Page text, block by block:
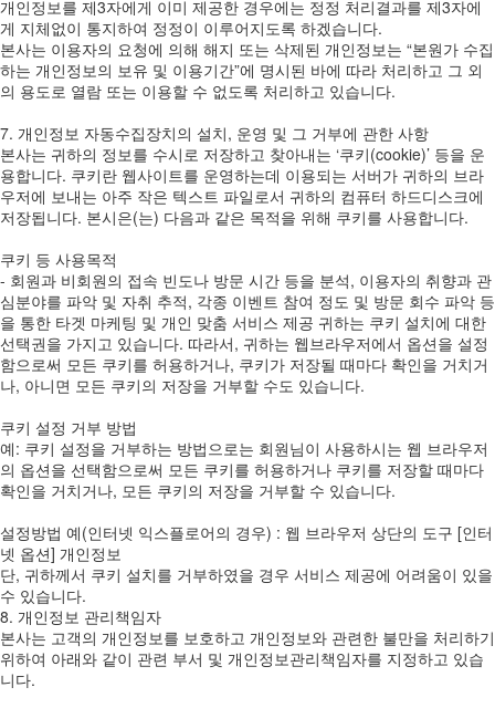
개인정보를 제3자에게 이미 제공한 경우에는 정정 처리결과를 제3자에
게 지체없이 통지하여 정정이 이루어지도록 하겠습니다.
본사는 이용자의 요청에 의해 해지 또는 삭제된 개인정보는 “본원가 수집
하는 개인정보의 보유 및 이용기간”에 명시된 바에 따라 처리하고 그 외
의 용도로 열람 또는 이용할 수 없도록 처리하고 있습니다.
7. 개인정보 자동수집장치의 설치, 운영 및 그 거부에 관한 사항
본사는 귀하의 정보를 수시로 저장하고 찾아내는 ‘쿠키(cookie)’ 등을 운
용합니다. 쿠키란 웹사이트를 운영하는데 이용되는 서버가 귀하의 브라
우저에 보내는 아주 작은 텍스트 파일로서 귀하의 컴퓨터 하드디스크에
저장됩니다. 본시은(는) 다음과 같은 목적을 위해 쿠키를 사용합니다.
쿠키 등 사용목적
- 회원과 비회원의 접속 빈도나 방문 시간 등을 분석, 이용자의 취향과 관
심분야를 파악 및 자취 추적, 각종 이벤트 참여 정도 및 방문 회수 파악 등
을 통한 타겟 마케팅 및 개인 맞춤 서비스 제공 귀하는 쿠키 설치에 대한
선택권을 가지고 있습니다. 따라서, 귀하는 웹브라우저에서 옵션을 설정
함으로써 모든 쿠키를 허용하거나, 쿠키가 저장될 때마다 확인을 거치거
나, 아니면 모든 쿠키의 저장을 거부할 수도 있습니다.
쿠키 설정 거부 방법
예: 쿠키 설정을 거부하는 방법으로는 회원님이 사용하시는 웹 브라우저
의 옵션을 선택함으로써 모든 쿠키를 허용하거나 쿠키를 저장할 때마다
확인을 거치거나, 모든 쿠키의 저장을 거부할 수 있습니다.
설정방법 예(인터넷 익스플로어의 경우) : 웹 브라우저 상단의 도구 [인터
넷 옵션] 개인정보
단, 귀하께서 쿠키 설치를 거부하였을 경우 서비스 제공에 어려움이 있을
수 있습니다.
8. 개인정보 관리책임자
본사는 고객의 개인정보를 보호하고 개인정보와 관련한 불만을 처리하기
위하여 아래와 같이 관련 부서 및 개인정보관리책임자를 지정하고 있습
니다.